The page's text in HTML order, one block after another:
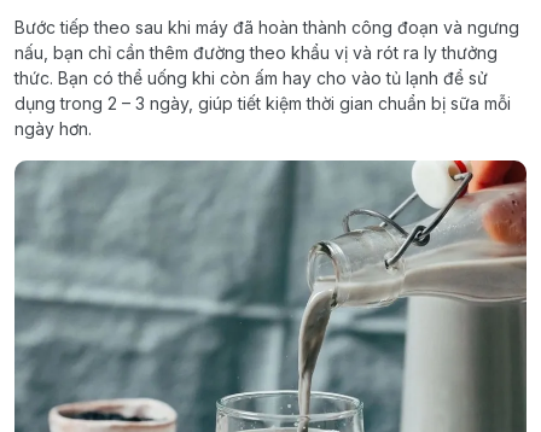
Bước tiếp theo sau khi máy đã hoàn thành công đoạn và ngưng
nấu, bạn chỉ cần thêm đường theo khẩu vị và rót ra ly thưởng
thức. Bạn có thể uống khi còn ấm hay cho vào tủ lạnh để sử
dụng trong 2 – 3 ngày, giúp tiết kiệm thời gian chuẩn bị sữa mỗi
ngày hơn.